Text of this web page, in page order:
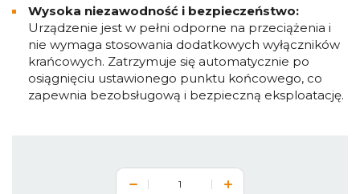
Wysoka niezawodność i bezpieczeństwo:
Urządzenie jest w pełni odporne na przeciążenia i
nie wymaga stosowania dodatkowych wyłączników
krańcowych. Zatrzymuje się automatycznie po
osiągnięciu ustawionego punktu końcowego, co
zapewnia bezobsługową i bezpieczną eksploatację.